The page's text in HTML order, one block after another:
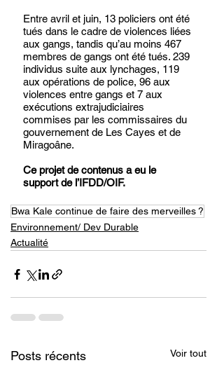
Entre avril et juin, 13 policiers ont été
tués dans le cadre de violences liées
aux gangs, tandis qu’au moins 467
membres de gangs ont été tués. 239
individus suite aux lynchages, 119
aux opérations de police, 96 aux
violences entre gangs et 7 aux
exécutions extrajudiciaires
commises par les commissaires du
gouvernement de Les Cayes et de
Miragoâne.
Ce projet de contenus a eu le
support de l’IFDD/OIF.
Bwa Kale continue de faire des merveilles ?
Environnement/ Dev Durable
Actualité
Posts récents Voir tout